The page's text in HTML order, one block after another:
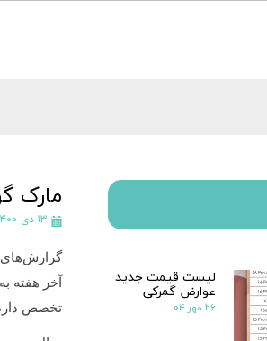
مارک
۱۳ دی ۱۴۰۰
آخر هفته
تخصص
لیست قیمت جدید
عوارض گمرکی
۲۶ مهر ۰۴